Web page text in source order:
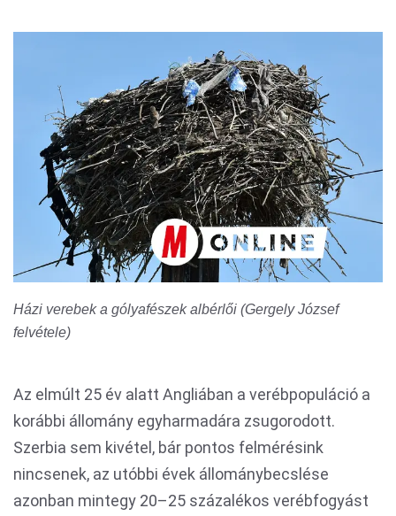
Házi verebek a gólyafészek albérlői (Gergely József
felvétele)
Az elmúlt 25 év alatt Angliában a verébpopuláció a
korábbi állomány egyharmadára zsugorodott.
Szerbia sem kivétel, bár pontos felmérésink
nincsenek, az utóbbi évek állománybecslése
azonban mintegy 20–25 százalékos verébfogyást